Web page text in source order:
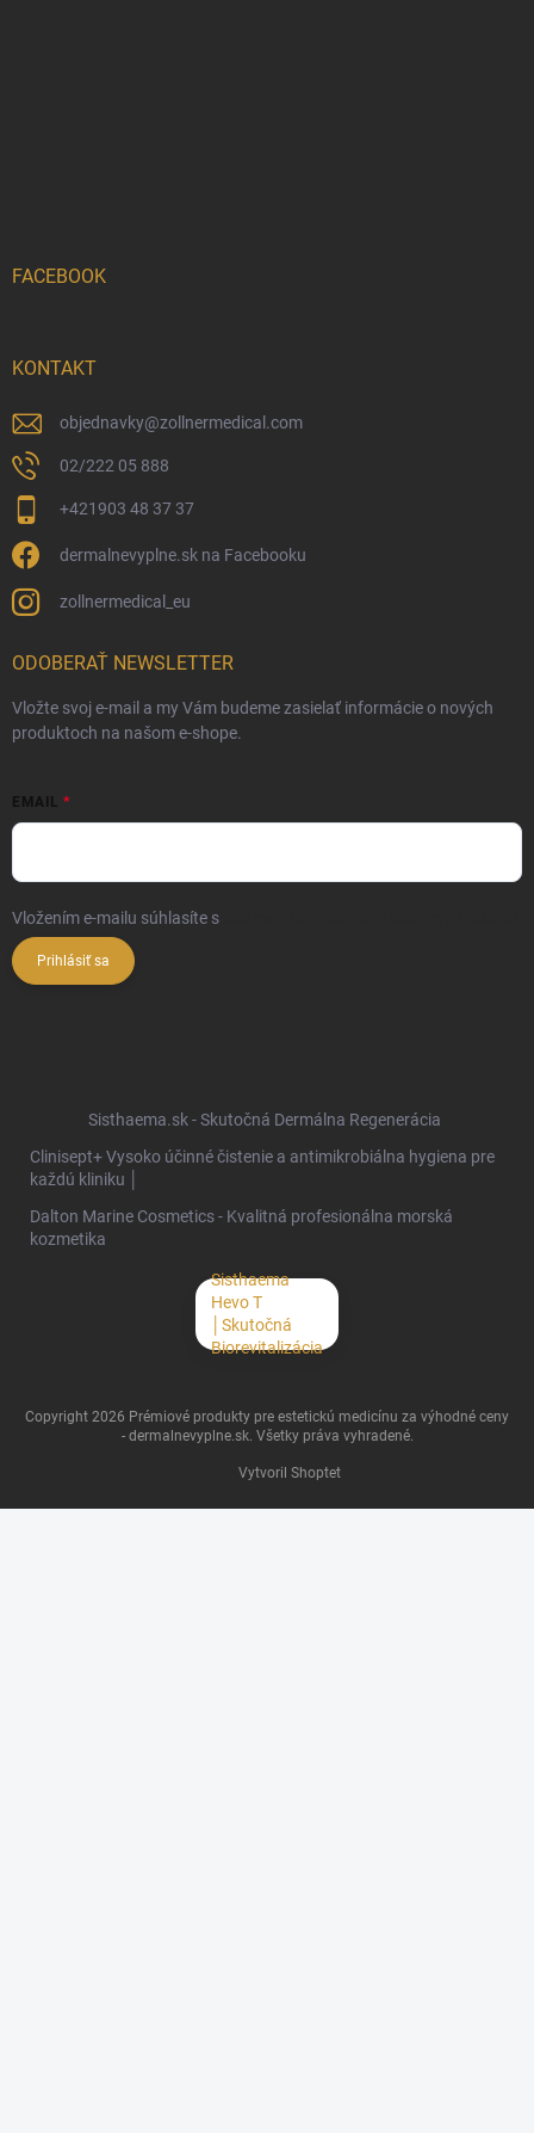
FACEBOOK
KONTAKT
objednavky@zollnermedical.com
02/222 05 888
+421903 48 37 37
dermalnevyplne.sk na Facebooku
zollnermedical_eu
ODOBERAŤ NEWSLETTER
Vložte svoj e-mail a my Vám budeme zasielať informácie o nových
produktoch na našom e-shope.
EMAIL
Vložením e-mailu súhlasíte s
Prihlásiť sa
Sisthaema.sk - Skutočná Dermálna Regenerácia
Clinisept+ Vysoko účinné čistenie a antimikrobiálna hygiena pre
každú kliniku │
Dalton Marine Cosmetics - Kvalitná profesionálna morská
kozmetika
Sisthaema
Hevo T
│Skutočná
Biorevitalizácia
Vytvoril Shoptet
Copyright 2026 Prémiové produkty pre estetickú medicínu za výhodné ceny
- dermalnevyplne.sk. Všetky práva vyhradené.